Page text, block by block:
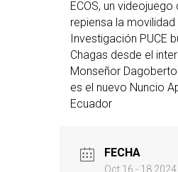
ECOS, un videojuego
repiensa la movilidad
Investigación PUCE
Chagas desde el
Monseñor
es el nuevo Nuncio
Ecuador
FECHA
Oct 16 - 18 2024